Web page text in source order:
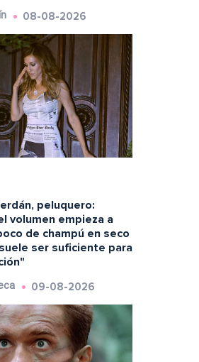
08-08-2026
peluquero:
volumen empieza a
de champú en seco
ser suficiente para
09-08-2026